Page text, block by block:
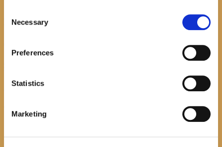
Selection
Necessary
Preferences
Statistics
Marketing
Promocija zbirke pjesama "Iz staračkog domau Makarskoj"-poshumno Tihorad Mijo
Bartulović
Javni natječaj za imenovanje ravnatelja/ravnateljice Općinske knjižnice Hrvatska sloga
April 20, 2026
M T W T F S
S